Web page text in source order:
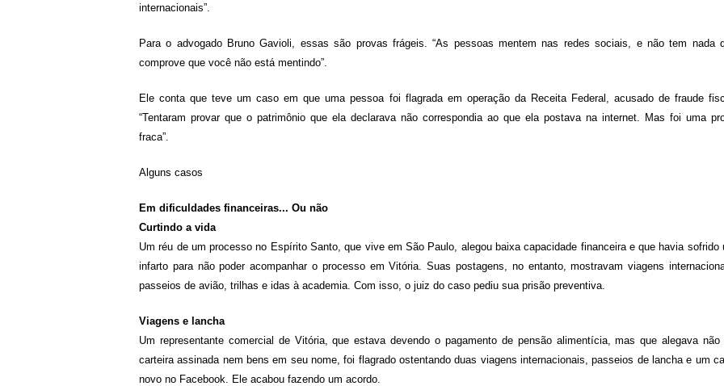
internacionais”.
Para o advogado Bruno Gavioli, essas são provas frágeis. “As pessoas mentem nas redes sociais, e não tem nada
comprove que você não está mentindo”.
Ele conta que teve um caso em que uma pessoa foi flagrada em operação da Receita Federal, acusado de fraude
“Tentaram provar que o patrimônio que ela declarava não correspondia ao que ela postava na internet. Mas foi uma
fraca”.
Alguns casos
Em dificuldades financeiras... Ou não
Curtindo a vida
Um réu de um processo no Espírito Santo, que vive em São Paulo, alegou baixa capacidade financeira e que havia sofrido
infarto para não poder acompanhar o processo em Vitória. Suas postagens, no entanto, mostravam viagens
passeios de avião, trilhas e idas à academia. Com isso, o juiz do caso pediu sua prisão preventiva.
Viagens e lancha
Um representante comercial de Vitória, que estava devendo o pagamento de pensão alimentícia, mas que alegava não
carteira assinada nem bens em seu nome, foi flagrado ostentando duas viagens internacionais, passeios de lancha e um
novo no Facebook. Ele acabou fazendo um acordo.